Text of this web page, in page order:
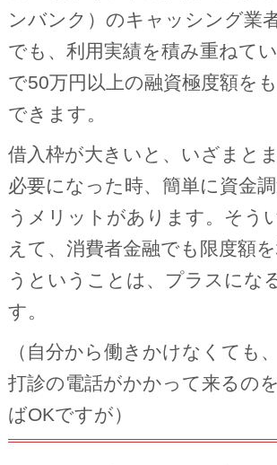
ンバンク）のキャッシング業
でも、利用実績を積み重ねて
で50万円以上の融資極度額を
できます。
借入枠が大きいと、いざまと
必要になった時、簡単に資金
うメリットがあります。そう
えて、消費者金融でも限度額
うということは、プラスにな
す。
（自分から働きかけなくても
打診の電話がかかって来るの
ばOKですが）